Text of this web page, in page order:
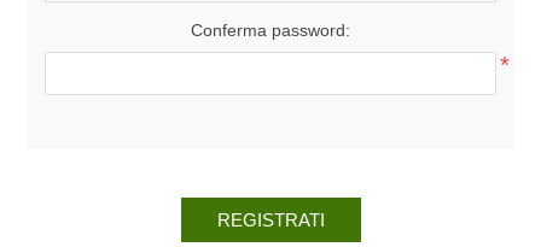
Conferma password:
*
REGISTRATI